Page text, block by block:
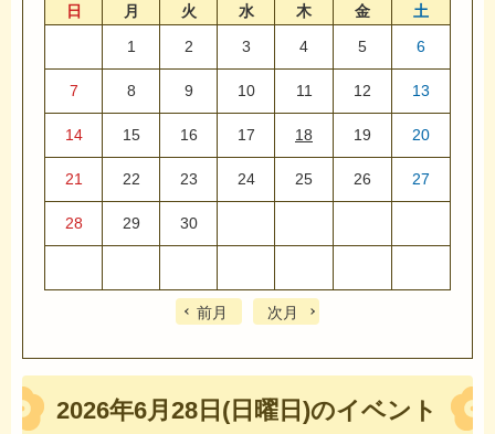
日 月 火 水 木 金
土
1
2 3 4 5 6
7 8 9 10 11 12 13
14 15 16 17 18 19 20
21 22 23 24 25 26 27
28 29 30
前月 次月
2026年6月28日(日曜日)のイベント